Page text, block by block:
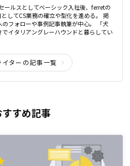
ールスとしてベーシック入社後、ferretの
としてCS業務の確立や型化を進める。 掲
のフォローや事例記事執筆が中心。 「犬
でイタリアングレーハウンドと暮らしてい
イターの記事一覧
すすめ記事